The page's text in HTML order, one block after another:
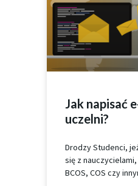
Jak napisać
uczelni?
Drodzy Studenci,
się z
BCOS, COS czy